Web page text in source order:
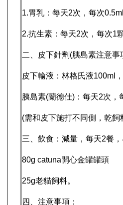
1.胃乳：每天2次，每次
2.抗生素：每天2次，每次1
二、皮下針劑(胰島素注意事
皮下輸液：林格氏液100ml
胰島素(蘭德仕)：每天2次
(需和皮下施打不同側，乾
三、飲食：減量，每天2餐
80g catuna開心金罐罐頭
25g老貓飼料。
四、注意事項：